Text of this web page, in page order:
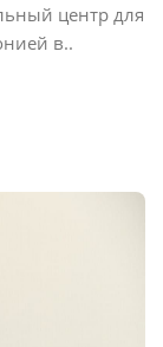
центр для
в..